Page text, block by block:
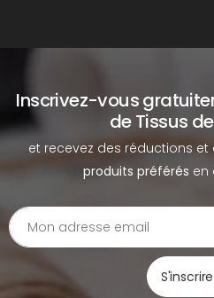
Inscrivez-vous
de Tissus
et recevez des réductions
produits préférés en
S'inscrire